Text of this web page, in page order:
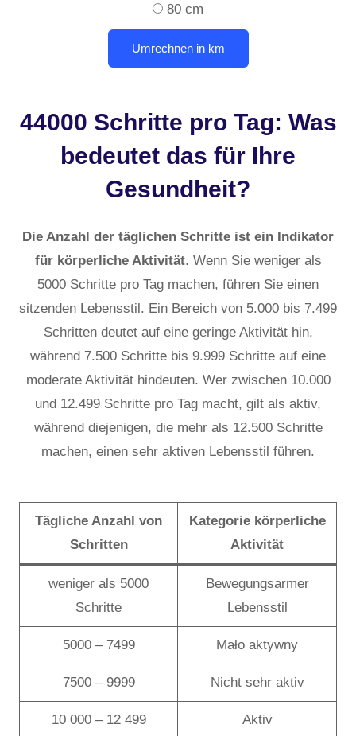
80 cm
44000 Schritte pro Tag: Was
bedeutet das für Ihre
Gesundheit?
Die Anzahl der täglichen Schritte ist ein Indikator
für körperliche Aktivität. Wenn Sie weniger als
5000 Schritte pro Tag machen, führen Sie einen
sitzenden Lebensstil. Ein Bereich von 5.000 bis 7.499
Schritten deutet auf eine geringe Aktivität hin,
während 7.500 Schritte bis 9.999 Schritte auf eine
moderate Aktivität hindeuten. Wer zwischen 10.000
und 12.499 Schritte pro Tag macht, gilt als aktiv,
während diejenigen, die mehr als 12.500 Schritte
machen, einen sehr aktiven Lebensstil führen.
Tägliche Anzahl von
Schritten
Kategorie körperliche
Aktivität
weniger als 5000
Schritte
Bewegungsarmer
Lebensstil
5000 – 7499 Mało aktywny
7500 – 9999 Nicht sehr aktiv
10 000 – 12 499 Aktiv